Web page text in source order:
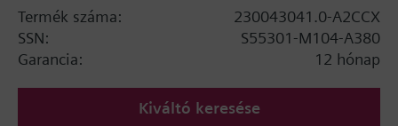
Termék száma:
230043041.0-A2CCX
SSN:
S55301-M104-A380
Garancia:
12 hónap
Kiváltó keresése